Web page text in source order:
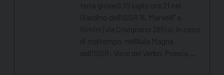
terrà giovedì 10 luglio ore 21 nel
Giardino dell'ISSR "A. Marvelli" a
Rimini (via Covignano 265) o, in caso
di maltempo, nell'Aula Magna
dell'ISSR: Voce del Verbo. Poesia,…